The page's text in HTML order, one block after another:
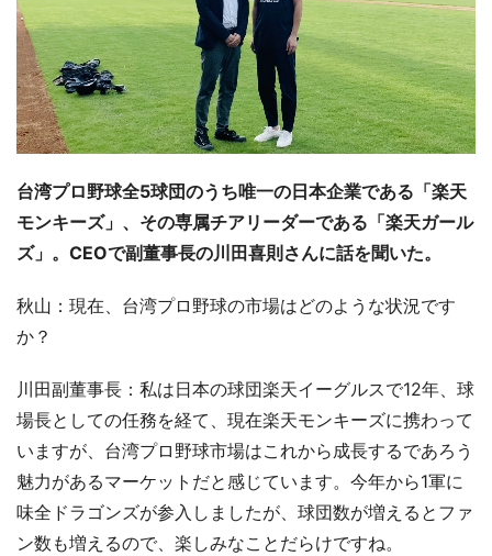
台湾プロ野球全5球団のうち唯一の日本企業である「楽天
モンキーズ」、その専属チアリーダーである「楽天ガール
ズ」。CEOで副董事長の川田喜則さんに話を聞いた。
秋山：現在、台湾プロ野球の市場はどのような状況です
か？
川田副董事長：私は日本の球団楽天イーグルスで12年、球
場長としての任務を経て、現在楽天モンキーズに携わって
いますが、台湾プロ野球市場はこれから成長するであろう
魅力があるマーケットだと感じています。今年から1軍に
味全ドラゴンズが参入しましたが、球団数が増えるとファ
ン数も増えるので、楽しみなことだらけですね。